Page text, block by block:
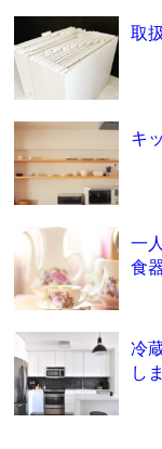
取
キ
一
食
冷
し